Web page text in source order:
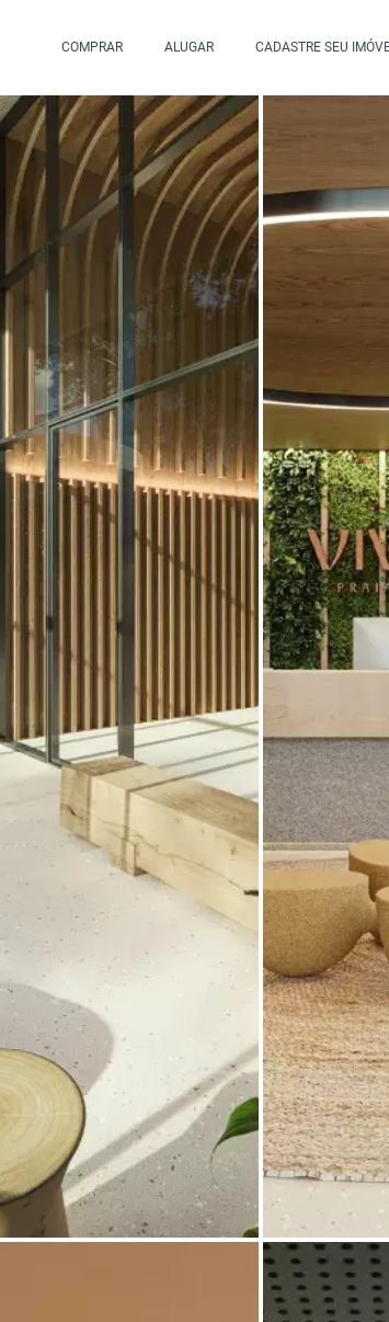
COMPRAR ALUGAR CADASTRE SEU